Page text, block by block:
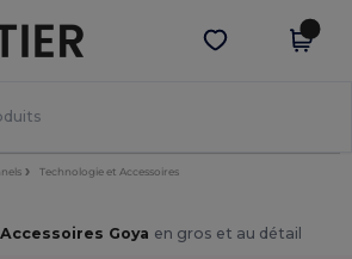
l’app !
Obtenir l'appli
Technologie et Accessoires
Goya en gros et au détail